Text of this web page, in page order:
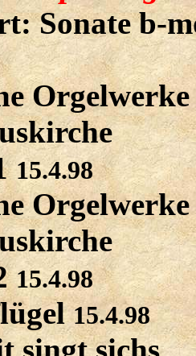
Sonate b-
Orgelwerke
15.4.98
Orgelwerke
15.4.98
15.4.98
sichs